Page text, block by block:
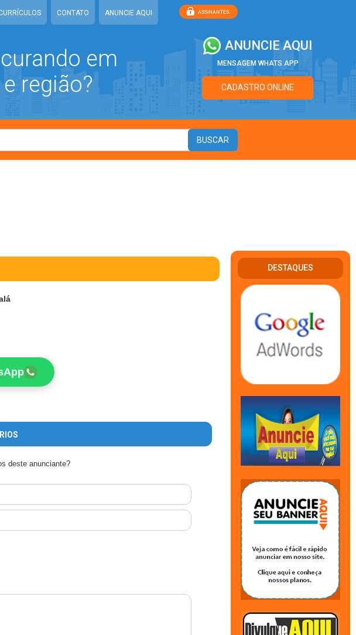
CONTATO ANUNCIE AQUI
em
região?
ANUNCIE AQUI
MENSAGEM WHATS APP
CADASTRO ONLINE
deste anunciante?
DESTAQUES